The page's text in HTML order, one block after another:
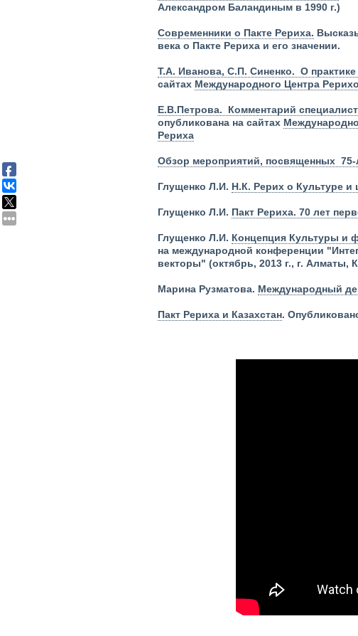
Александром Баландиным в 1990 г.)
Современники о Пакте Рериха.
века о Пакте Рериха и его значении.
Т.А. Иванова, С.П. Синенко. О
сайтах Международного Центра
Е.В.Петрова. Комментарий
опубликована на сайтах
Рериха
Обзор мероприятий, посвященных
Глущенко Л.И. Н.К. Рерих о Культуре и
Глущенко Л.И. Пакт Рериха. 70 лет
Глущенко Л.И. Концепция Культуры и
на международной конференции
векторы" (октябрь, 2013 г., г. Алматы,
Марина Рузматова. Международный
Пакт Рериха и Казахстан.